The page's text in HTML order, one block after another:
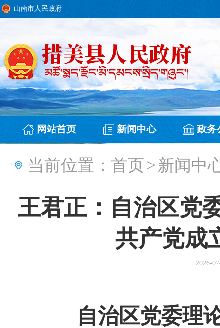
山南市人民政府
网站首页 新闻中心 政务
当前位置： 首页>新闻中
王君正：自治区党
共产党成
2026-
自治区党委理